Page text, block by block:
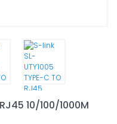
10/100/1000M